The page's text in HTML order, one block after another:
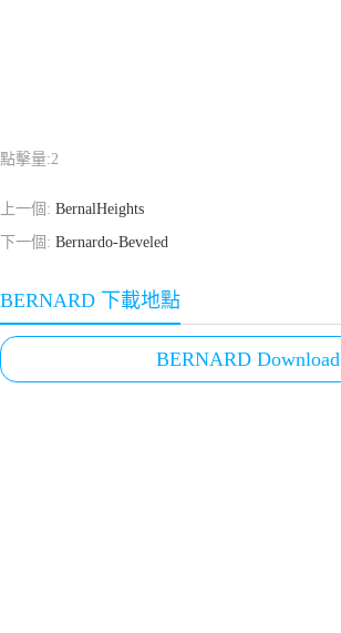
點擊量:2
上一個: BernalHeights
下一個: Bernardo-Beveled
BERNARD 下載地點
BERNARD Download